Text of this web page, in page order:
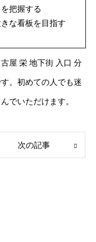
把握する
な看板を目指す
屋 栄 地下街 入口 分
。初めての人でも迷
でいただけます。
次の記事